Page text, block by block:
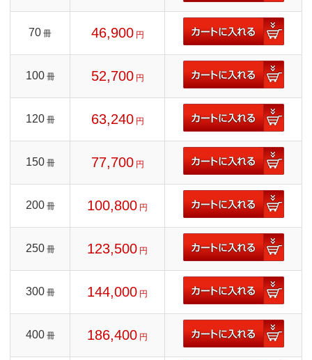
70 冊 46,900 円
100 冊 52,700 円
120 冊 63,240 円
150 冊 77,700 円
200 冊 100,800 円
250 冊 123,500 円
300 冊 144,000 円
400 冊 186,400 円